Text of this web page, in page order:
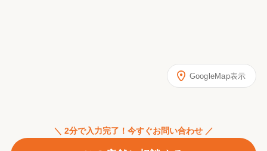
GoogleMap表示
＼ 2分で入力完了！今すぐお問い合わせ ／